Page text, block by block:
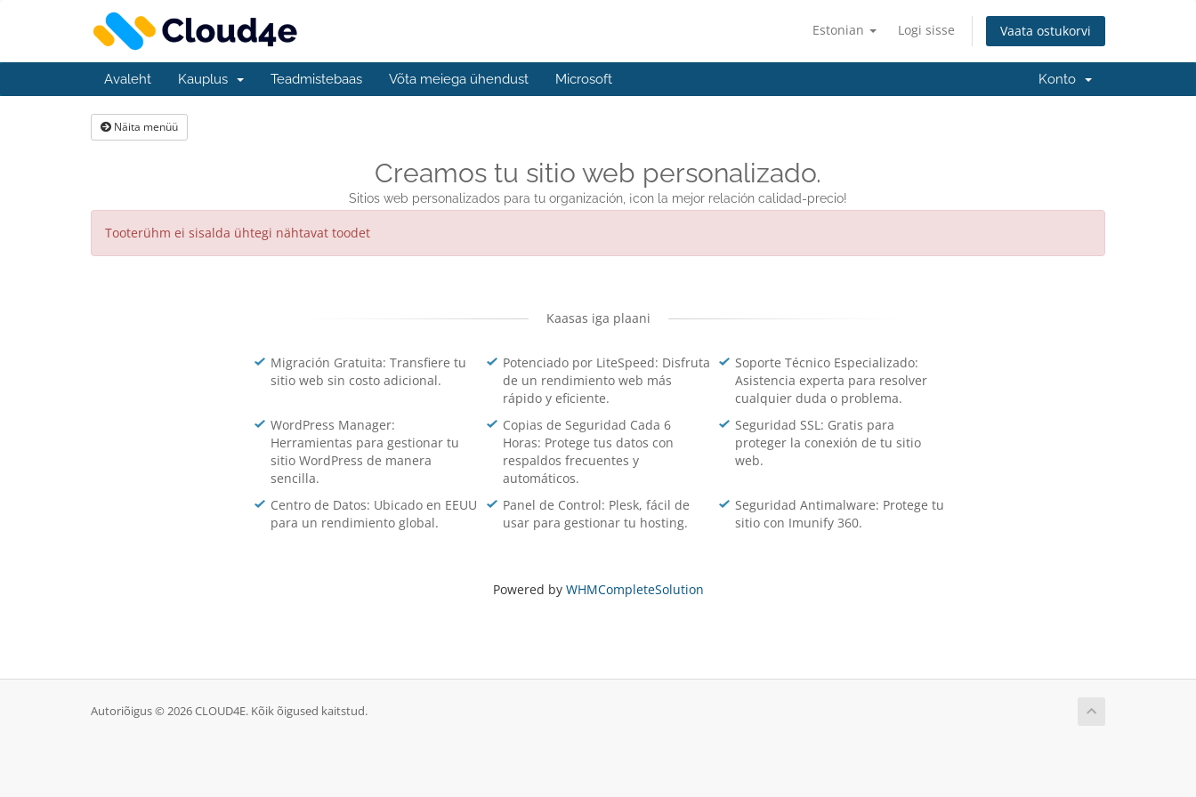
Estonian Logi sisse Vaata ostukorvi
Avaleht Kauplus Teadmistebaas Võta meiega ühendust Microsoft Konto
Näita menüü
Creamos tu sitio web personalizado.
Sitios web personalizados para tu organización, ¡con la mejor relación calidad-precio!
Tooterühm ei sisalda ühtegi nähtavat toodet
Kaasas iga plaani
Migración Gratuita: Transfiere tu
sitio web sin costo adicional.
Potenciado por LiteSpeed: Disfruta
de un rendimiento web más
rápido y eficiente.
Soporte Técnico Especializado:
Asistencia experta para resolver
cualquier duda o problema.
WordPress Manager:
Herramientas para gestionar tu
sitio WordPress de manera
sencilla.
Copias de Seguridad Cada 6
Horas: Protege tus datos con
respaldos frecuentes y
automáticos.
Seguridad SSL: Gratis para
proteger la conexión de tu sitio
web.
Centro de Datos: Ubicado en EEUU
para un rendimiento global.
Panel de Control: Plesk, fácil de
usar para gestionar tu hosting.
Seguridad Antimalware: Protege tu
sitio con Imunify 360.
Powered by WHMCompleteSolution
Autoriõigus © 2026 CLOUD4E. Kõik õigused kaitstud.